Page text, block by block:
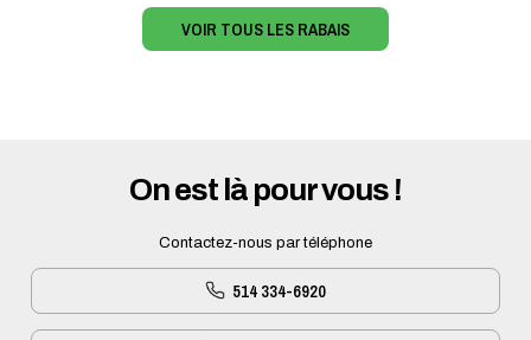
VOIR TOUS LES RABAIS
On est là pour vous !
Contactez-nous par téléphone
514 334-6920